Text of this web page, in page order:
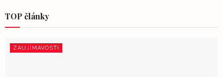
TOP články
ZAUJÍMAVOSTI